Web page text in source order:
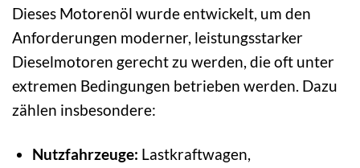
Dieses Motorenöl wurde entwickelt, um den
Anforderungen moderner, leistungsstarker
Dieselmotoren gerecht zu werden, die oft unter
extremen Bedingungen betrieben werden. Dazu
zählen insbesondere:
Nutzfahrzeuge: Lastkraftwagen,